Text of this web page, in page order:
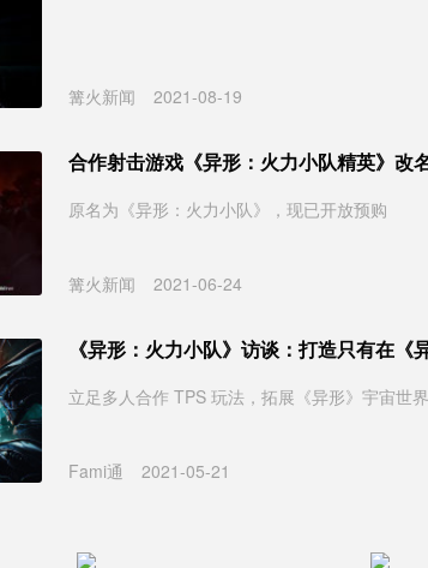
篝火新闻 2021-08-19
合作射击游戏《异形：火力小队精英》改
原名为《异形：火力小队》，现已开放预购
篝火新闻 2021-06-24
《异形：火力小队》访谈：打造只有在
立足多人合作 TPS 玩法，拓展《异形》宇宙世
Fami通 2021-05-21